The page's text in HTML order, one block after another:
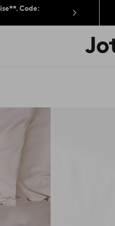
Code:
Jotex-
Logo